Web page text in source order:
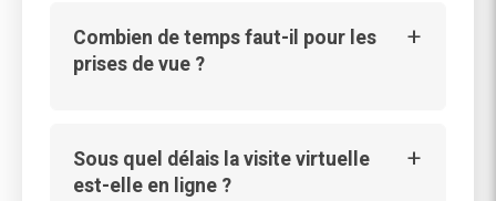
Combien de temps faut-il pour les
prises de vue ?
Sous quel délais la visite virtuelle
est-elle en ligne ?